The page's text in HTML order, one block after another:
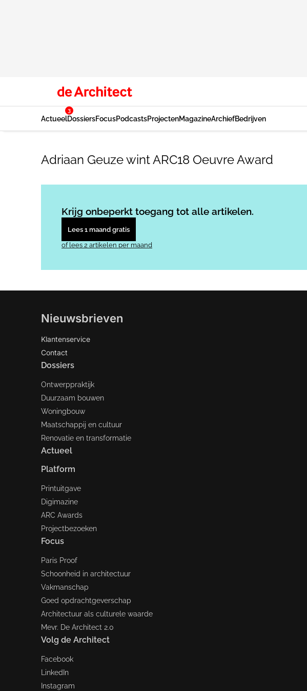
Actueel
3
DossiersFocusPodcastsProjectenMagazineArchiefBedrijven
Adriaan Geuze wint ARC18 Oeuvre Award
Krijg onbeperkt toegang tot alle artikelen.
Lees 1 maand gratis
of lees 2 artikelen per maand
Nieuwsbrieven
Klantenservice
Contact
Dossiers
Ontwerppraktijk
Duurzaam bouwen
Woningbouw
Maatschappij en cultuur
Renovatie en transformatie
Actueel
Platform
Printuitgave
Digimazine
ARC Awards
Projectbezoeken
Focus
Paris Proof
Schoonheid in architectuur
Vakmanschap
Goed opdrachtgeverschap
Architectuur als culturele waarde
Mevr. De Architect 2.0
Volg de Architect
Facebook
LinkedIn
Instagram